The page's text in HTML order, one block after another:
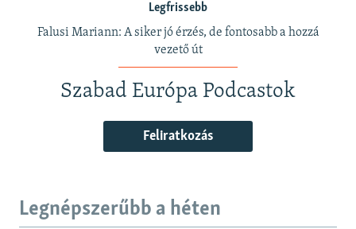
Legfrissebb
Falusi Mariann: A siker jó érzés, de fontosabb a hozzá
vezető út
Szabad Európa Podcastok
Feliratkozás
Legnépszerűbb a héten